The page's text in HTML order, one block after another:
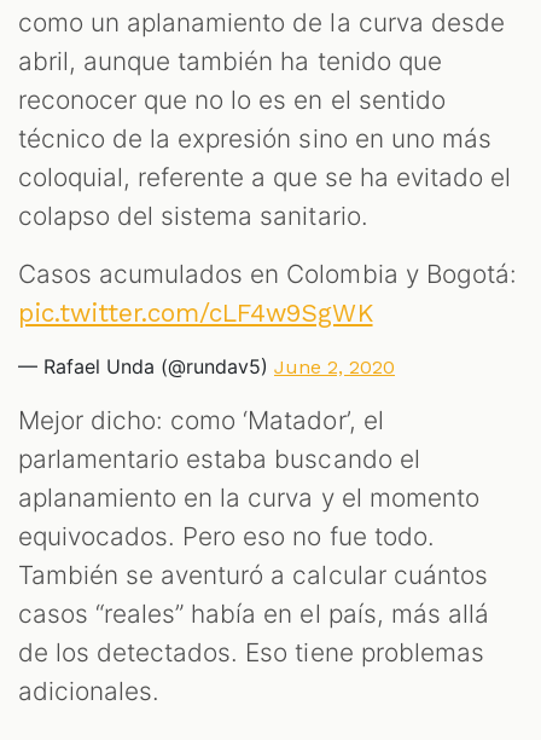
como un aplanamiento de la curva desde
abril, aunque también ha tenido que
reconocer que no lo es en el sentido
técnico de la expresión sino en uno más
coloquial, referente a que se ha evitado el
colapso del sistema sanitario.
Casos acumulados en Colombia y Bogotá:
pic.twitter.com/cLF4w9SgWK
— Rafael Unda (@rundav5) June 2, 2020
Mejor dicho: como ‘Matador’, el
parlamentario estaba buscando el
aplanamiento en la curva y el momento
equivocados. Pero eso no fue todo.
También se aventuró a calcular cuántos
casos “reales” había en el país, más allá
de los detectados. Eso tiene problemas
adicionales.